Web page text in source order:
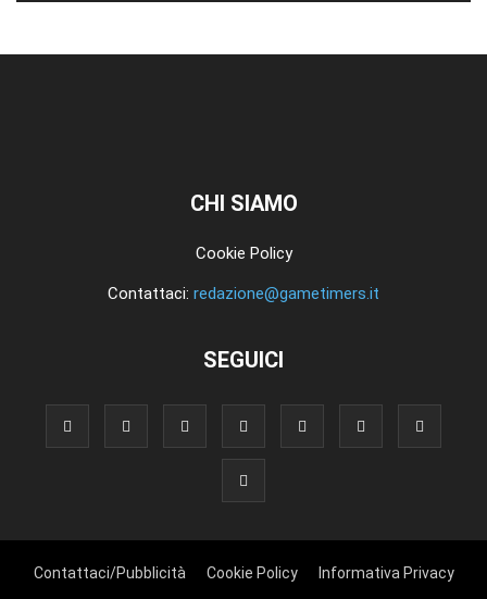
CHI SIAMO
Cookie Policy
Contattaci: redazione@gametimers.it
SEGUICI
Contattaci/Pubblicità Cookie Policy Informativa Privacy